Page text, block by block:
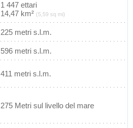
1 447 ettari
14,47 km² (5,59 sq mi)
225 metri s.l.m.
596 metri s.l.m.
411 metri s.l.m.
275 Metri sul livello del mare